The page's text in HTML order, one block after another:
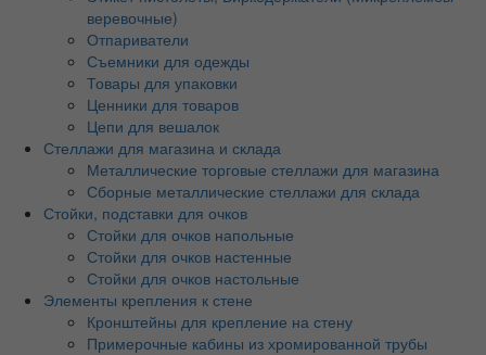
веревочные)
Отпариватели
Съемники для одежды
Товары для упаковки
Ценники для товаров
Цепи для вешалок
Стеллажи для магазина и склада
Металлические торговые стеллажи для магазина
Сборные металлические стеллажи для склада
Стойки, подставки для очков
Стойки для очков напольные
Стойки для очков настенные
Стойки для очков настольные
Элементы крепления к стене
Кронштейны для крепление на стену
Примерочные кабины из хромированной трубы